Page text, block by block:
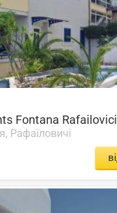
Fontana Rafailovici
Рафаїловичі